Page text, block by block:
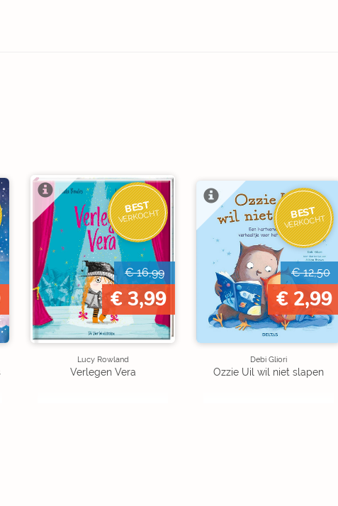
BEST
VERKOCHT
€ 16,99
€ 3,99
Lucy Rowland
Verlegen Vera
BEST
VERKOCHT
€ 12,50
€ 2,99
Debi Gliori
Ozzie Uil wil niet slapen